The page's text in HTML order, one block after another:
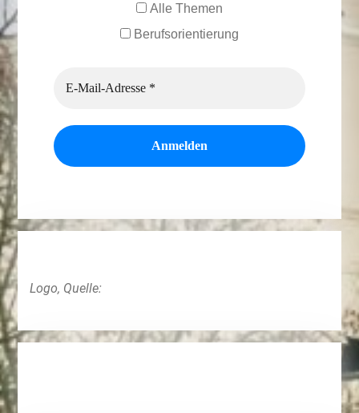
Alle Themen
Berufsorientierung
Logo, Quelle: